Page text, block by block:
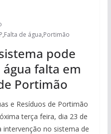
,Falta de água,Portimão
pode
falta em
Portimão
e Resíduos de Portimão
terça feira, dia 23 de
no sistema de